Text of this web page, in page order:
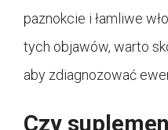
paznokcie i łamliwe
tych objawów, warto
aby zdiagnozować
Czy